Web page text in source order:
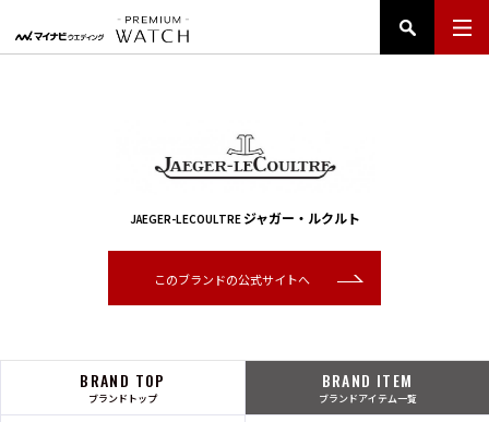
JAEGER-LECOULTRE ジャガー・ルクルト
このブランドの公式サイトへ
BRAND TOP
ブランドトップ
BRAND ITEM
ブランドアイテム一覧